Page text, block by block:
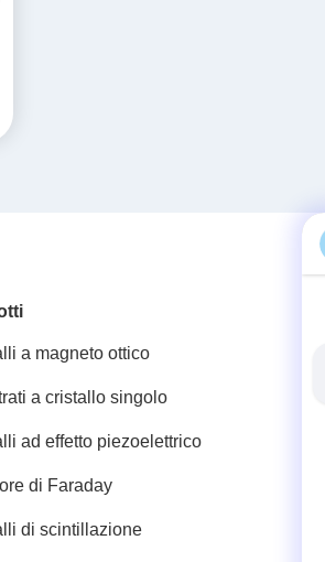
a magneto ottico
a cristallo singolo
ad effetto piezoelettrico
di Faraday
di scintillazione